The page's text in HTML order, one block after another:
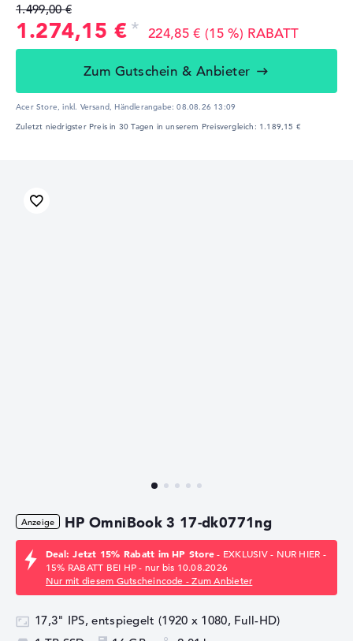
1.499,00 €
1.274,15 € 224,85 € (15 %) RABATT
Zum Gutschein & Anbieter
Acer Store, inkl. Versand, Händlerangabe:08.08.26 13:09
Zuletzt niedrigster Preis in 30 Tagen in unserem Preisvergleich: 1.189,15 €
HP OmniBook 3 17-dk0771ng
Deal: Jetzt 15% Rabatt im HP Store- EXKLUSIV - NUR HIER -
15% RABATT BEI HP - nur bis 10.08.2026
Nur mit diesem Gutscheincode - Zum Anbieter
17,3" IPS, entspiegelt (1920 x 1080, Full-HD)